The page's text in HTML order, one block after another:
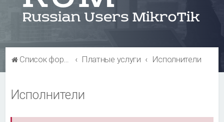
Список форумов Платные услуги Исполнители
Исполнители